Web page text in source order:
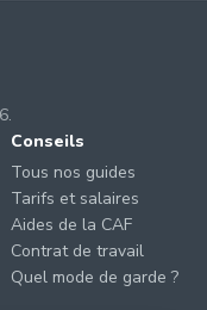
Conseils
Tous nos guides
Tarifs et salaires
Aides de la CAF
Contrat de travail
Quel mode de garde ?